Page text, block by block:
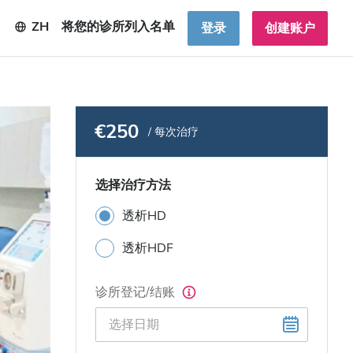
ZH 将您的诊所列入名单 登录 创建账户
€250 / 每次治疗
选择治疗方法
透析HD
透析HDF
诊所登记/结账